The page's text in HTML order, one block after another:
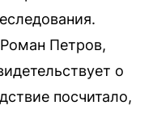
Петров,
о
посчитало,